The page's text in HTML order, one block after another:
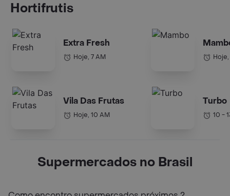
Hortifrutis
Extra Fresh
Hoje, 7 AM
Vila Das Frutas
Hoje, 10 AM
Turbo
10 -
Supermercados no Brasil